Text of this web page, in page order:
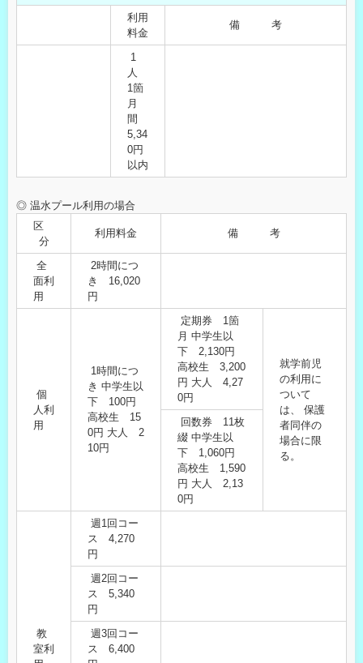
利用
料金
備 考
1
人
1箇
月
間
5,34
0円
以内
◎ 温水プール利用の場合
区
分
利用料金 備 考
全
面利
用
2時間につ
き 16,020
円
個
人利
用
1時間につ
き 中学生以
下 100円
高校生 15
0円 大人 2
10円
定期券 1箇
月 中学生以
下 2,130円
高校生 3,200
円 大人 4,27
0円
就学前児
の利用に
ついて
は、 保護
者同伴の
場合に限
る。
回数券 11枚
綴 中学生以
下 1,060円
高校生 1,590
円 大人 2,13
0円
教
室利
週1回コー
ス 4,270
円
週2回コー
ス 5,340
円
週3回コー
ス 6,400